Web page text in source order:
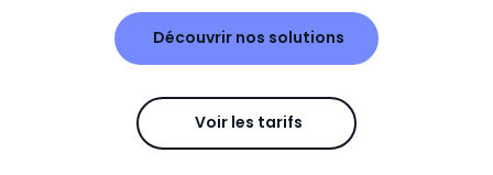
Découvrir nos solutions
Voir les tarifs